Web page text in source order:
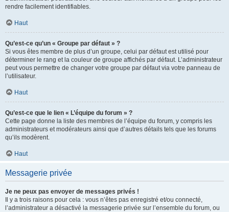
rendre facilement identifiables.
Haut
Qu’est-ce qu’un « Groupe par défaut » ?
Si vous êtes membre de plus d’un groupe, celui par défaut est utilisé pour
déterminer le rang et la couleur de groupe affichés par défaut. L’administrateur
peut vous permettre de changer votre groupe par défaut via votre panneau de
l’utilisateur.
Haut
Qu’est-ce que le lien « L’équipe du forum » ?
Cette page donne la liste des membres de l’équipe du forum, y compris les
administrateurs et modérateurs ainsi que d’autres détails tels que les forums
qu’ils modèrent.
Haut
Messagerie privée
Je ne peux pas envoyer de messages privés !
Il y a trois raisons pour cela : vous n’êtes pas enregistré et/ou connecté,
l’administrateur a désactivé la messagerie privée sur l’ensemble du forum, ou